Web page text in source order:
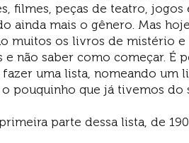
filmes, peças de teatro, jogos
ainda mais o gênero. Mas
muitos os livros de mistério
e não saber como começar. É
uma lista, nomeando um
pouquinho que já tivemos do
parte dessa lista, de